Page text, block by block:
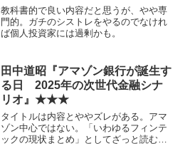
詳解する』★★★
教科書的で良い内容だと思うが、やや専
門的。ガチのシストレをやるのでなけれ
ば個人投資家には過剰かも。
田中道昭『アマゾン銀行が誕生す
る日 2025年の次世代金融シナ
リオ』★★★
タイトルは内容とややズレがある。アマ
ゾン中心ではない。「いわゆるフィンテ
ックの現状まとめ」としてざっと読むな